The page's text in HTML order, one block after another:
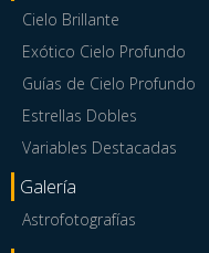
Cielo Brillante
Exótico Cielo Profundo
Guías de Cielo Profundo
Estrellas Dobles
Variables Destacadas
Galería
Astrofotografías